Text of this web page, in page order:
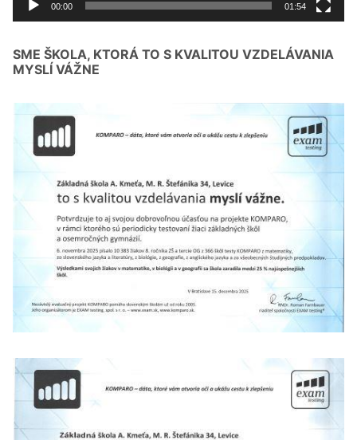
00:00 01:54
SME ŠKOLA, KTORÁ TO S KVALITOU VZDELÁVANIA
MYSLÍ VÁŽNE